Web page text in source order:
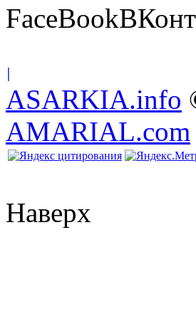
FaceBook
ASARKIA.info
AMARIAL.com
Наверх